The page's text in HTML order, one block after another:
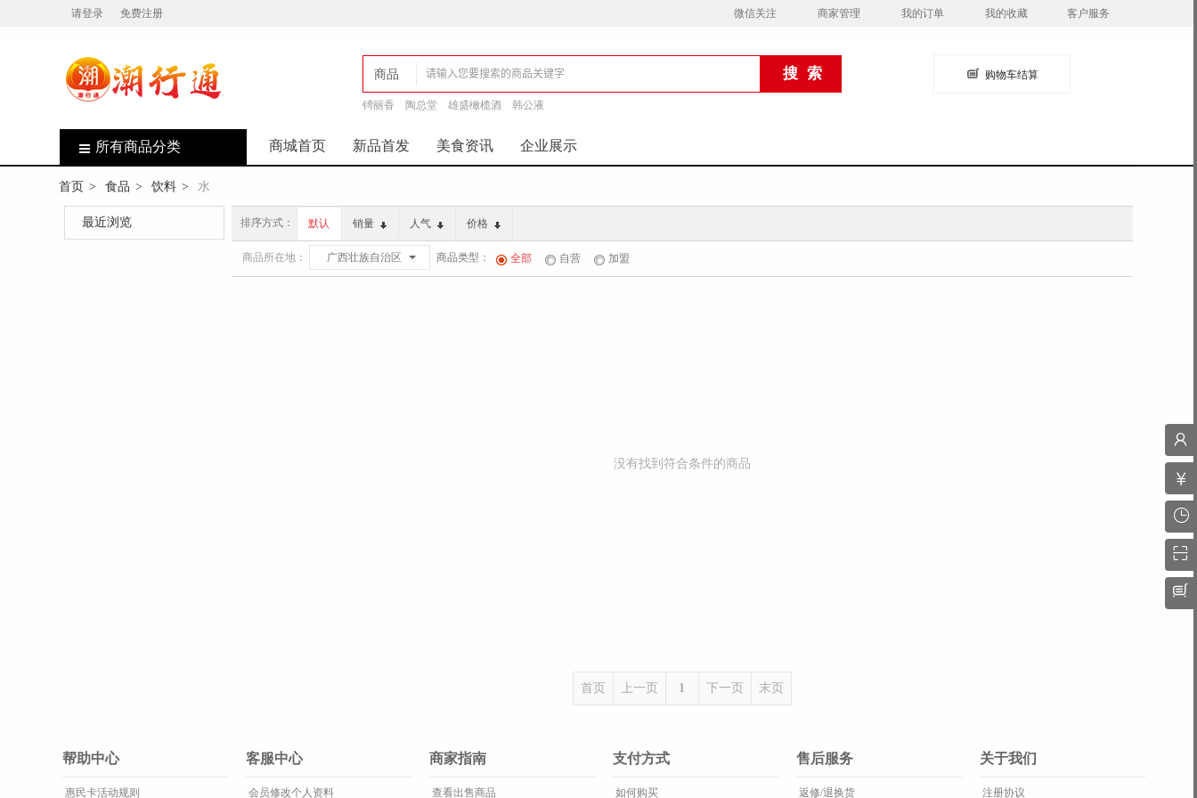
请登录 免费注册 微信关注 商家管理 我的订单 我的收藏 客户服务
商品
店铺
锜丽香 陶总堂 雄盛橄榄酒 韩公液
购物车结算
所有商品分类 商城首页 新品首发 美食资讯 企业展示
首页 > 食品 > 饮料 > 水
最近浏览 排序方式： 默认 销量 人气 价格
商品所在地： 广西壮族自治区 商品类型： 全部 自营 加盟
没有找到符合条件的商品
首页 上一页 1 下一页 末页
帮助中心
惠民卡活动规则
客服中心
会员修改个人资料
商家指南
查看出售商品
支付方式
如何购买
售后服务
返修/退换货
关于我们
注册协议